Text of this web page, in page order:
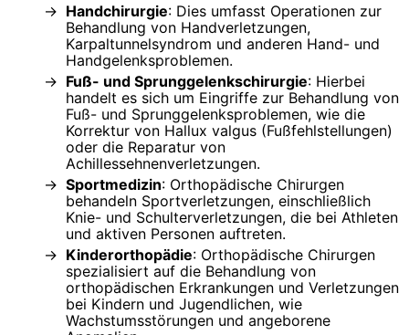
Handchirurgie: Dies umfasst Operationen zur
Behandlung von Handverletzungen,
Karpaltunnelsyndrom und anderen Hand- und
Handgelenksproblemen.
Fuß- und Sprunggelenkschirurgie: Hierbei
handelt es sich um Eingriffe zur Behandlung von
Fuß- und Sprunggelenksproblemen, wie die
Korrektur von Hallux valgus (Fußfehlstellungen)
oder die Reparatur von
Achillessehnenverletzungen.
Sportmedizin: Orthopädische Chirurgen
behandeln Sportverletzungen, einschließlich
Knie- und Schulterverletzungen, die bei Athleten
und aktiven Personen auftreten.
Kinderorthopädie: Orthopädische Chirurgen
spezialisiert auf die Behandlung von
orthopädischen Erkrankungen und Verletzungen
bei Kindern und Jugendlichen, wie
Wachstumsstörungen und angeborene